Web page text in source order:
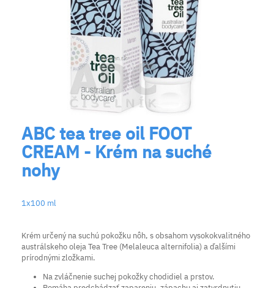
ABC tea tree oil FOOT
CREAM - Krém na suché
nohy
1x100 ml
Krém určený na suchú pokožku nôh, s obsahom vysokokvalitného
austrálskeho oleja Tea Tree (Melaleuca alternifolia) a ďalšími
prírodnými zložkami.
Na zvláčnenie suchej pokožky chodidiel a prstov.